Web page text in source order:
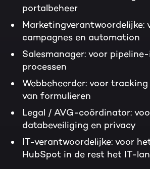
portalbeheer
Marketingverantwoordelijke:
campagnes en automation
Salesmanager: voor
processen
Webbeheerder: voor
van formulieren
Legal / AVG-coördinator:
databeveiliging en privacy
IT-verantwoordelijke: voor
HubSpot in de rest het IT-